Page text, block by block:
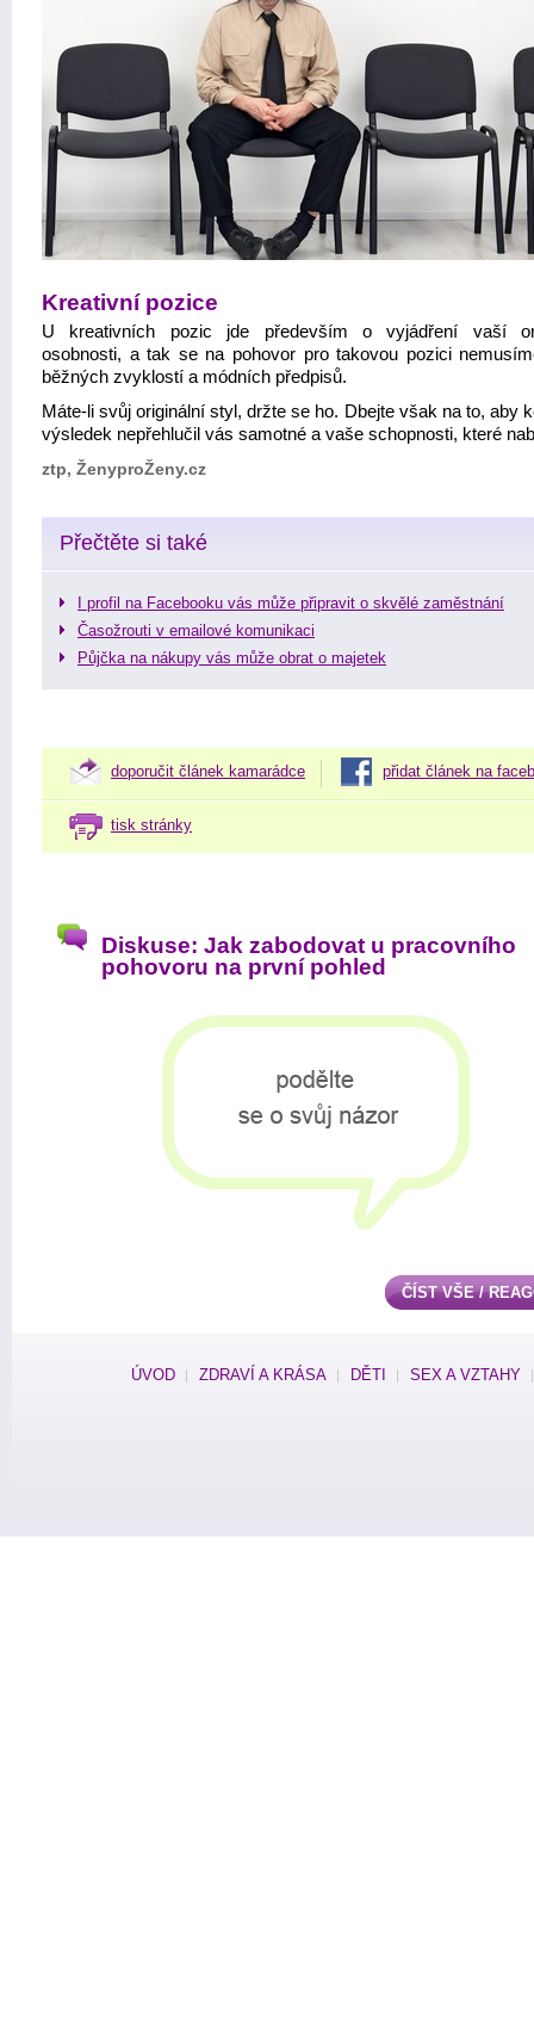
Kreativní pozice
U kreativních pozic jde především o vyjádření vaší
osobnosti, a tak se na pohovor pro takovou pozici
běžných zvyklostí a módních předpisů.
Máte-li svůj originální styl, držte se ho. Dbejte však na to, aby
výsledek nepřehlučil vás samotné a vaše schopnosti, které
ztp, ŽenyproŽeny.cz
Přečtěte si také
I profil na Facebooku vás může připravit o skvělé zaměstnání
Časožrouti v emailové komunikaci
Půjčka na nákupy vás může obrat o majetek
doporučit článek kamarádce přidat článek na
tisk stránky
Diskuse: Jak zabodovat u pracovního
pohovoru na první pohled
ČÍST VŠE /
ÚVOD ZDRAVÍ A KRÁSA DĚTI SEX A VZTAHY